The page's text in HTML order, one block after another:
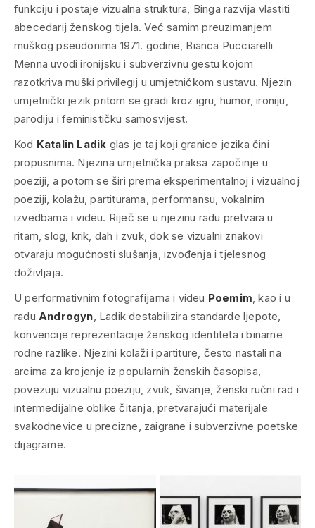
funkciju i postaje vizualna struktura, Binga razvija vlastiti
abecedarij ženskog tijela. Već samim preuzimanjem
muškog pseudonima 1971. godine, Bianca Pucciarelli
Menna uvodi ironijsku i subverzivnu gestu kojom
razotkriva muški privilegij u umjetničkom sustavu. Njezin
umjetnički jezik pritom se gradi kroz igru, humor, ironiju,
parodiju i feminističku samosvijest.
Kod Katalin Ladik glas je taj koji granice jezika čini
propusnima. Njezina umjetnička praksa započinje u
poeziji, a potom se širi prema eksperimentalnoj i vizualnoj
poeziji, kolažu, partiturama, performansu, vokalnim
izvedbama i videu. Riječ se u njezinu radu pretvara u
ritam, slog, krik, dah i zvuk, dok se vizualni znakovi
otvaraju mogućnosti slušanja, izvođenja i tjelesnog
doživljaja.
U performativnim fotografijama i videu Poemim, kao i u
radu Androgyn, Ladik destabilizira standarde ljepote,
konvencije reprezentacije ženskog identiteta i binarne
rodne razlike. Njezini kolaži i partiture, često nastali na
arcima za krojenje iz popularnih ženskih časopisa,
povezuju vizualnu poeziju, zvuk, šivanje, ženski ručni rad i
intermedijalne oblike čitanja, pretvarajući materijale
svakodnevice u precizne, zaigrane i subverzivne poetske
dijagrame.